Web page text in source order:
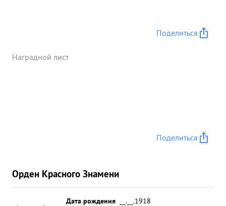
Поделиться
Наградной лист
Поделиться
Орден Красного Знамени
Дата рождения
__.__.1918